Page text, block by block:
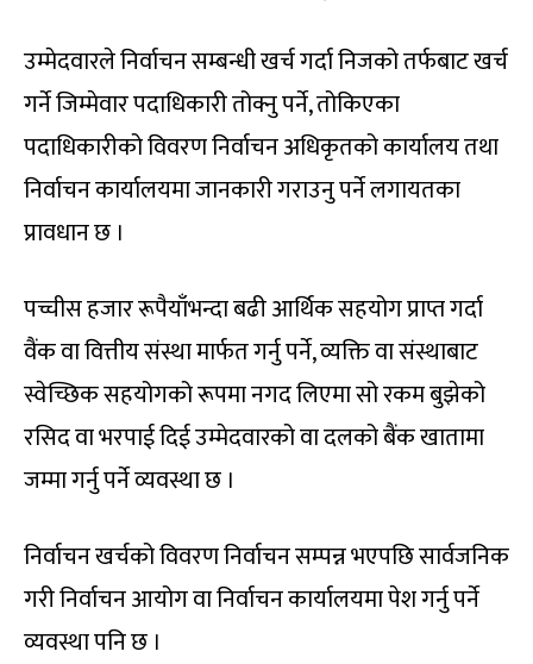
उम्मेदवारले निर्वाचन सम्बन्धी खर्च गर्दा निजको तर्फबाट खर्च
गर्ने जिम्मेवार पदाधिकारी तोक्नु पर्ने, तोकिएका
पदाधिकारीको विवरण निर्वाचन अधिकृतको कार्यालय तथा
निर्वाचन कार्यालयमा जानकारी गराउनु पर्ने लगायतका
प्रावधान छ ।
पच्चीस हजार रूपैयाँभन्दा बढी आर्थिक सहयोग प्राप्त गर्दा
वैंक वा वित्तीय संस्था मार्फत गर्नु पर्ने, व्यक्ति वा संस्थाबाट
स्वेच्छिक सहयोगको रूपमा नगद लिएमा सो रकम बुझेको
रसिद वा भरपाई दिई उम्मेदवारको वा दलको बैंक खातामा
जम्मा गर्नु पर्ने व्यवस्था छ ।
निर्वाचन खर्चको विवरण निर्वाचन सम्पन्न भएपछि सार्वजनिक
गरी निर्वाचन आयोग वा निर्वाचन कार्यालयमा पेश गर्नु पर्ने
व्यवस्था पनि छ ।